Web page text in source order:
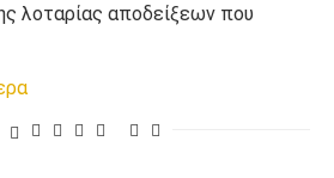
λοταρίας αποδείξεων που